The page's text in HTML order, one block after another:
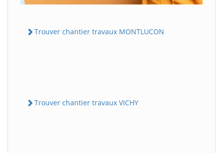
Trouver chantier travaux MONTLUCON
Trouver chantier travaux VICHY